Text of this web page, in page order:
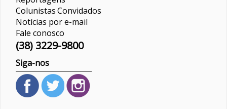
ColunistasConvidados
Notícias por e-mail
Fale conosco
(38) 3229-9800
Siga-nos